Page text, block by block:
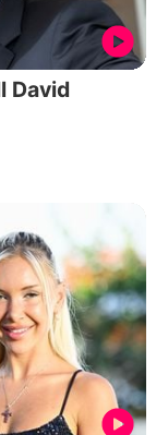
David